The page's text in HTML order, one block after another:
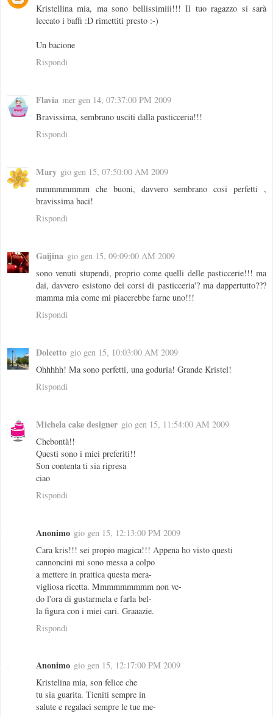
Kristellina mia, ma sono bellissimiii!!! Il tuo ragazzo si sarà
leccato i baffi :D rimettiti presto :-)
Un bacione
Rispondi
Flavia mer gen 14, 07:37:00 PM 2009
Bravissima, sembrano usciti dalla pasticceria!!!
Rispondi
Mary gio gen 15, 07:50:00 AM 2009
mmmmmmmm che buoni, davvero sembrano cosi perfetti ,
bravissima baci!
Rispondi
Gaijina gio gen 15, 09:09:00 AM 2009
sono venuti stupendi, proprio come quelli delle pasticcerie!!! ma
dai, davvero esistono dei corsi di pasticceria'? ma dappertutto???
mamma mia come mi piacerebbe farne uno!!!
Rispondi
Dolcetto gio gen 15, 10:03:00 AM 2009
Ohhhhh! Ma sono perfetti, una goduria! Grande Kristel!
Rispondi
Michela cake designer gio gen 15, 11:54:00 AM 2009
Chebontà!!
Questi sono i miei preferiti!!
Son contenta ti sia ripresa
ciao
Rispondi
Anonimo gio gen 15, 12:13:00 PM 2009
Cara kris!!! sei propio magica!!! Appena ho visto questi
cannoncini mi sono messa a colpo
a mettere in prattica questa mera-
vigliosa ricetta. Mmmmmmmmm non ve-
do l'ora di gustarmela e farla bel-
la figura con i miei cari. Graaazie.
Rispondi
Anonimo gio gen 15, 12:17:00 PM 2009
Kristelina mia, son felice che
tu sia guarita. Tieniti sempre in
salute e regalaci sempre le tue me-